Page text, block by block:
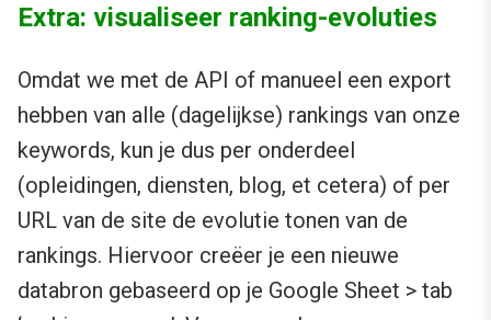
Extra: visualiseer ranking-evoluties
Omdat we met de API of manueel een export
hebben van alle (dagelijkse) rankings van onze
keywords, kun je dus per onderdeel
(opleidingen, diensten, blog, et cetera) of per
URL van de site de evolutie tonen van de
rankings. Hiervoor creëer je een nieuwe
databron gebaseerd op je Google Sheet > tab